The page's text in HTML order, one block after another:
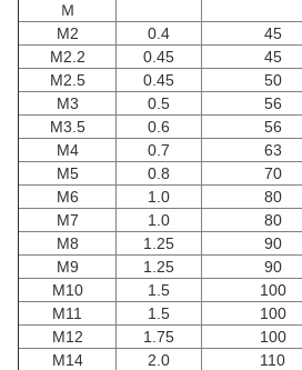
Ｍ
M2 0.4 45
M2.2
0.45 45
M2.5
0.45 50
M3
0.5 56
M3.5
0.6 56
M4
0.7 63
M5
0.8 70
M6
1.0 80
M7
1.0 80
M8
1.25 90
M9
1.25 90
M10
1.5 100
M11
1.5 100
M12
1.75 100
M14
2.0 110